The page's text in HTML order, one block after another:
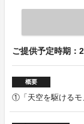
ご提供予定時期：
概要
①「天空を駆けるモ